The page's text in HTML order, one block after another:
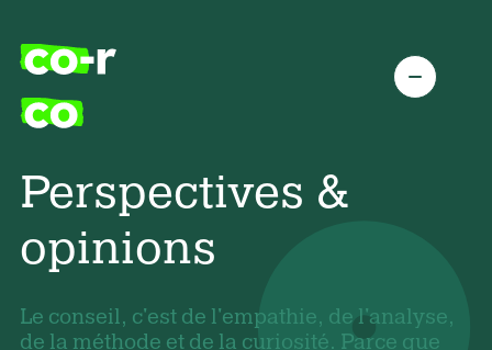
Perspectives &
opinions
Le conseil, c'est de l'empathie, de l'analyse,
de la méthode et de la curiosité. Parce que